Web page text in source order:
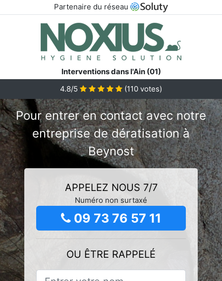
Partenaire du réseau
Interventions dans l'Ain (01)
4.8/5
(110 votes)
Pour entrer en contact avec notre
entreprise de dératisation à
Beynost
APPELEZ NOUS 7/7
Numéro non surtaxé
09 73 76 57 11
OU ÊTRE RAPPELÉ